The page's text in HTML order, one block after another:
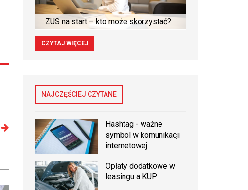
ZUS na start – kto może skorzystać?
CZYTAJ WIĘCEJ
NAJCZĘŚCIEJ CZYTANE
Hashtag - ważne
symbol w komunikacji
internetowej
Opłaty dodatkowe w
leasingu a KUP